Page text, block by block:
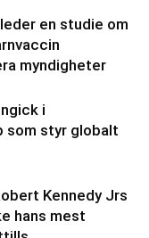
en studie om
myndigheter
i
som styr globalt
Kennedy Jrs
hans mest